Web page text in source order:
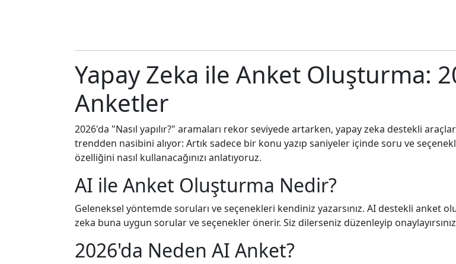
Yapay Zeka ile Anket Oluşturma:
Anketler
2026'da "Nasıl yapılır?" aramaları rekor seviyede artarken, yapay zeka destekli
trendden nasibini alıyor: Artık sadece bir konu yazıp saniyeler içinde soru ve
özelliğini nasıl kullanacağınızı anlatıyoruz.
AI ile Anket Oluşturma Nedir?
Geleneksel yöntemde soruları ve seçenekleri kendiniz yazarsınız. AI destekli anket
zeka buna uygun sorular ve seçenekler önerir. Siz dilerseniz düzenleyip
2026'da Neden AI Anket?